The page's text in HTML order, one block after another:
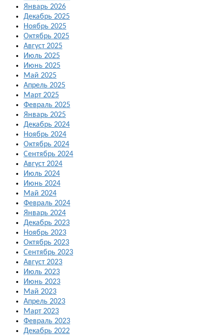
Январь 2026
Декабрь 2025
Ноябрь 2025
Октябрь 2025
Август 2025
Июль 2025
Июнь 2025
Май 2025
Апрель 2025
Март 2025
Февраль 2025
Январь 2025
Декабрь 2024
Ноябрь 2024
Октябрь 2024
Сентябрь 2024
Август 2024
Июль 2024
Июнь 2024
Май 2024
Февраль 2024
Январь 2024
Декабрь 2023
Ноябрь 2023
Октябрь 2023
Сентябрь 2023
Август 2023
Июль 2023
Июнь 2023
Май 2023
Апрель 2023
Март 2023
Февраль 2023
Декабрь 2022